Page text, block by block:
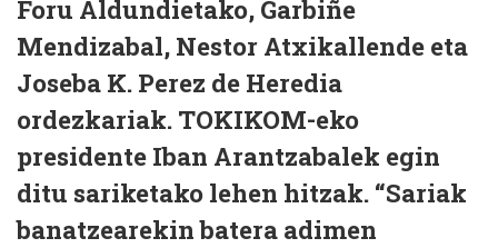
Foru Aldundietako, Garbiñe
Mendizabal, Nestor Atxikallende eta
Joseba K. Perez de Heredia
ordezkariak. TOKIKOM-eko
presidente Iban Arantzabalek egin
ditu sariketako lehen hitzak. “Sariak
banatzearekin batera adimen